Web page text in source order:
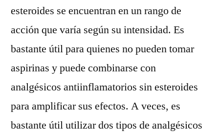
esteroides se encuentran en un rango de
acción que varía según su intensidad. Es
bastante útil para quienes no pueden tomar
aspirinas y puede combinarse con
analgésicos antiinflamatorios sin esteroides
para amplificar sus efectos. A veces, es
bastante útil utilizar dos tipos de analgésicos